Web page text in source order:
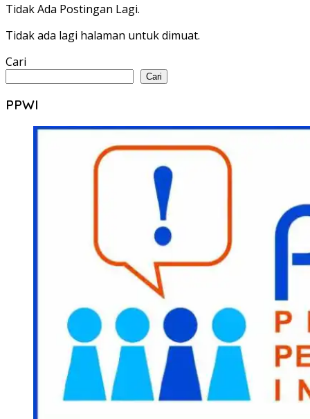
Tidak Ada Postingan Lagi.
Tidak ada lagi halaman untuk dimuat.
Cari
Cari
PPWI